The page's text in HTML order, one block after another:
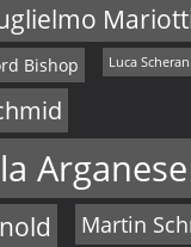
Bishop Luca Scherani
Arganese
Martin